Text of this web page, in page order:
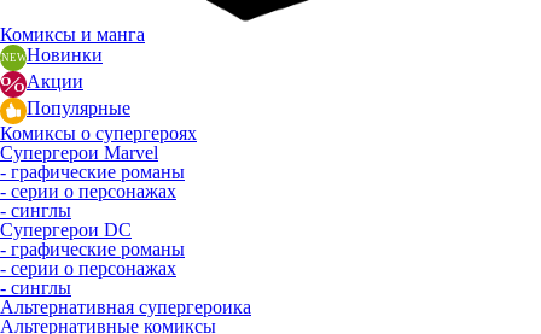
Комиксы и манга
Новинки
Акции
Популярные
Комиксы о супергероях
Супергерои Marvel
- графические романы
- серии о персонажах
- синглы
Супергерои DC
- графические романы
- серии о персонажах
- синглы
Альтернативная супергероика
Альтернативные комиксы